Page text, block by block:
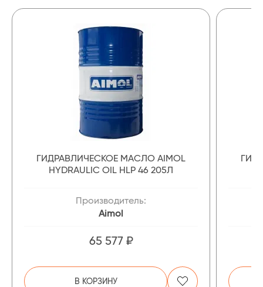
ГИДРАВЛИЧЕСКОЕ МАСЛО AIMOL
HYDRAULIC OIL HLP 46 205Л
Производитель:
Aimol
65 577 ₽
В КОРЗИНУ